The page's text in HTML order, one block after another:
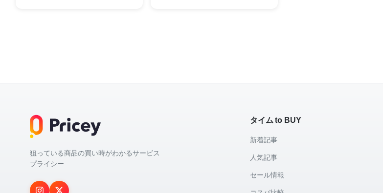
狙っている商品の買い時がわかるサービス
プライシー
タイム to BUY
新着記事
人気記事
セール情報